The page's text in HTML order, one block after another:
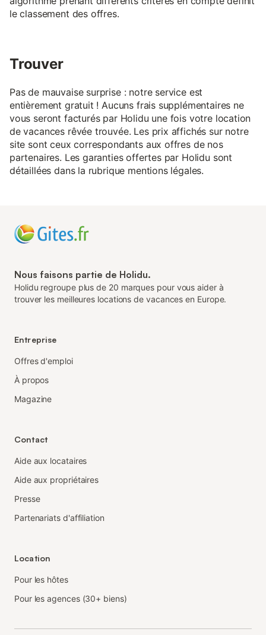
le classement des offres.
Trouver
Pas de mauvaise surprise : notre service est
entièrement gratuit ! Aucuns frais supplémentaires ne
vous seront facturés par Holidu une fois votre location
de vacances rêvée trouvée. Les prix affichés sur notre
site sont ceux correspondants aux offres de nos
partenaires. Les garanties offertes par Holidu sont
détaillées dans la rubrique mentions légales.
Nous faisons partie de Holidu.
Holidu regroupe plus de 20 marques pour vous aider à
trouver les meilleures locations de vacances en Europe.
Entreprise
Offres d'emploi
À propos
Magazine
Contact
Aide aux locataires
Aide aux propriétaires
Presse
Partenariats d'affiliation
Location
Pour les hôtes
Pour les agences (30+ biens)